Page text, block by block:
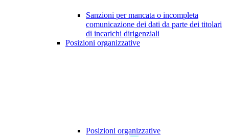
Sanzioni per mancata o incompleta
comunicazione dei dati da parte dei titolari
di incarichi dirigenziali
Posizioni organizzative
Posizioni organizzative